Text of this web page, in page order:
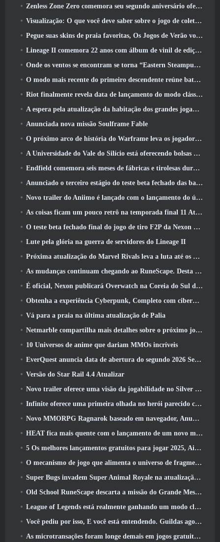
Zenless Zone Zero comemora seu segundo aniversário oferecendo aos jogadores a escolha de um agente S-Rank gratuito
Visualização: O que você deve saber sobre o jogo de coleta de criaturas da HoYoverse, Honkai: Link Alma
Pegue suas skins de praia favoritas, Os Jogos de Verão voltaram ao Overwatch
Lineage II comemora 22 anos com álbum de vinil de edição de colecionador
Onde os ventos se encontram se torna “Eastern Steampunk” na versão 2.0
O modo mais recente do primeiro descendente reúne batalhas difíceis de interceptação de vazio e as profundezas
Riot finalmente revela data de lançamento do modo clássico de League Of Legends
A espera pela atualização da habitação dos grandes jogadores do RuneScape acabou
Anunciada nova missão Soulframe Fable
O próximo arco de história do Warframe leva os jogadores a um novo mapa estelar, O Sistema Tau
A Universidade do Vale do Silício está oferecendo bolsas de estudo para jogos e alguns dos requisitos são interessantes
Endfield comemora seis meses de fábricas e tirolesas durante sua próxima atualização
Anunciado o terceiro estágio do teste beta fechado das batalhas de infantaria do War Thunder
Novo trailer do Aniimo é lançado com o lançamento do último teste beta fechado
As coisas ficam um pouco retrô na temporada final 11 Atualizar
O teste beta fechado final do jogo de tiro F2P da Nexon Sudden Attack Zero Point começou hoje
Lute pela glória na guerra de servidores do Lineage II
Próxima atualização do Marvel Rivals leva a luta até os deuses
As mudanças continuam chegando ao RuneScape. Desta vez é a habitação do jogador
É oficial, Nexon publicará Overwatch na Coreia do Sul daqui para frente
Obtenha a experiência Cyberpunk, Completo com ciberpsicose, No próximo evento de crossover do Apex Legends
Vá para a praia na última atualização de Palia
Netmarble compartilha mais detalhes sobre o próximo jogo de nivelamento solo, Nivelamento Solo: KARMA na Anime Expo
10 Universos de anime que dariam MMOs incríveis
EverQuest anuncia data de abertura do segundo 2026 Servidor de expansão bloqueado por tempo
Versão do Star Rail 4.4 Atualizar
Novo trailer oferece uma visão da jogabilidade no Silver Palace
Infinite oferece uma primeira olhada no herói parecido com uma sereia chegando no SS13: Pós-luz
Novo MMORPG Ragnarok baseado em navegador, Anunciado o Universo Ragnarok
HEAT fica mais quente com o lançamento de um novo mapa do deserto
5 Os melhores lançamentos gratuitos para jogar 2025, Ainda vale a pena jogar 2026?
O mecanismo de jogo que alimenta o universo de fragmentos únicos do Eve Online agora é de código aberto
Super Bugs invadem Super Animal Royale na atualização ‘Super Natural’
Old School RuneScape descarta a missão do Grande Mestre ‘The Blood Moon Rises’, Encerrando uma missão de 20 anos
League of Legends está realmente ganhando um modo clássico
Você pediu por isso, E você está entendendo. Guildas agora estão disponíveis em Eterspire
As microtransações foram longe demais em jogos gratuitos?